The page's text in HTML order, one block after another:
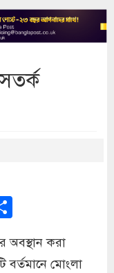
অবস্থান করা
বর্তমানে মোংলা